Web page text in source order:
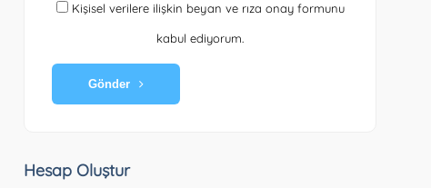
Kişisel verilere ilişkin beyan ve rıza onay formunu
kabul ediyorum.
Gönder
Hesap Oluştur